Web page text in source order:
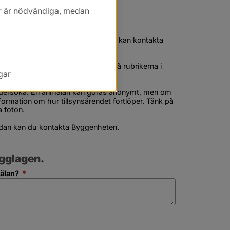
Plan- och bygglagen följs. Du kan kontakta
tomter genom att klicka på rubrikerna i
En anmälan kan göras anonymt, men om
om hur tillsynsärendet fortlöper. Tänk på
foton.
kan du kontakta Byggenheten.
*(obligatorisk)
nödvändiga, medan